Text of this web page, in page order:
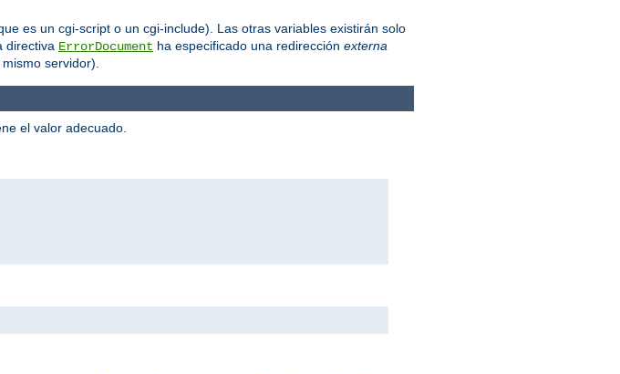
es un cgi-script o un cgi-include). Las otras variables existirán solo
directiva ErrorDocument ha especificado una redirección externa
servidor).
el valor adecuado.